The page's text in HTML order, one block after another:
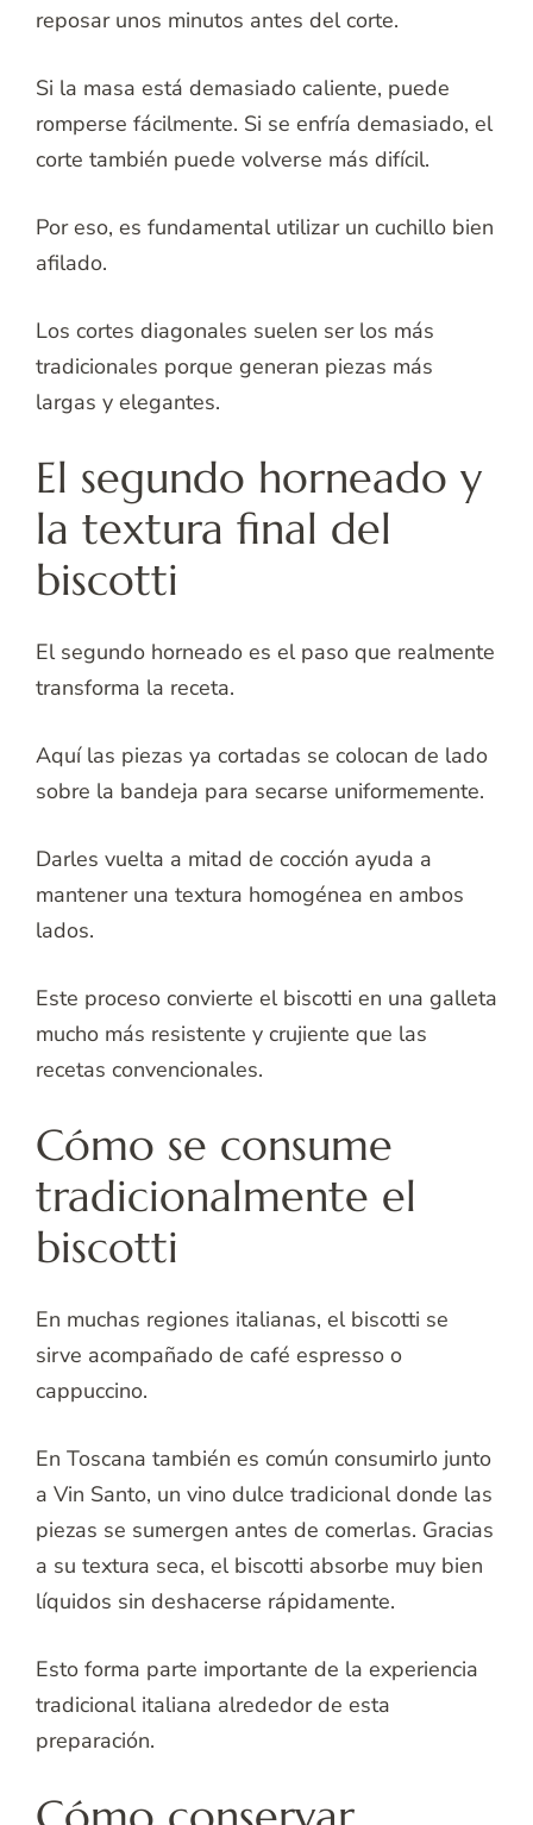
reposar unos minutos antes del corte.
Si la masa está demasiado caliente, puede
romperse fácilmente. Si se enfría demasiado, el
corte también puede volverse más difícil.
Por eso, es fundamental utilizar un cuchillo bien
afilado.
Los cortes diagonales suelen ser los más
tradicionales porque generan piezas más
largas y elegantes.
El segundo horneado y
la textura final del
biscotti
El segundo horneado es el paso que realmente
transforma la receta.
Aquí las piezas ya cortadas se colocan de lado
sobre la bandeja para secarse uniformemente.
Darles vuelta a mitad de cocción ayuda a
mantener una textura homogénea en ambos
lados.
Este proceso convierte el biscotti en una galleta
mucho más resistente y crujiente que las
recetas convencionales.
Cómo se consume
tradicionalmente el
biscotti
En muchas regiones italianas, el biscotti se
sirve acompañado de café espresso o
cappuccino.
En Toscana también es común consumirlo junto
a Vin Santo, un vino dulce tradicional donde las
piezas se sumergen antes de comerlas. Gracias
a su textura seca, el biscotti absorbe muy bien
líquidos sin deshacerse rápidamente.
Esto forma parte importante de la experiencia
tradicional italiana alrededor de esta
preparación.